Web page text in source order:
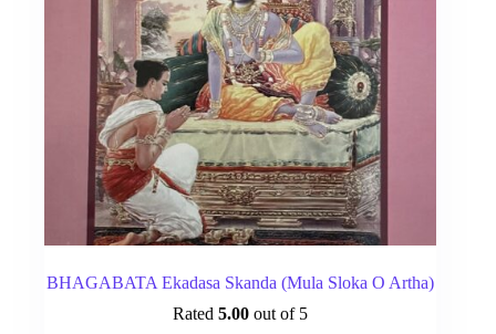
BHAGABATA Ekadasa Skanda (Mula Sloka O Artha)
Rated5.00 out of 5